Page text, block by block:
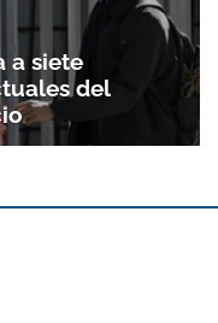
a siete
del